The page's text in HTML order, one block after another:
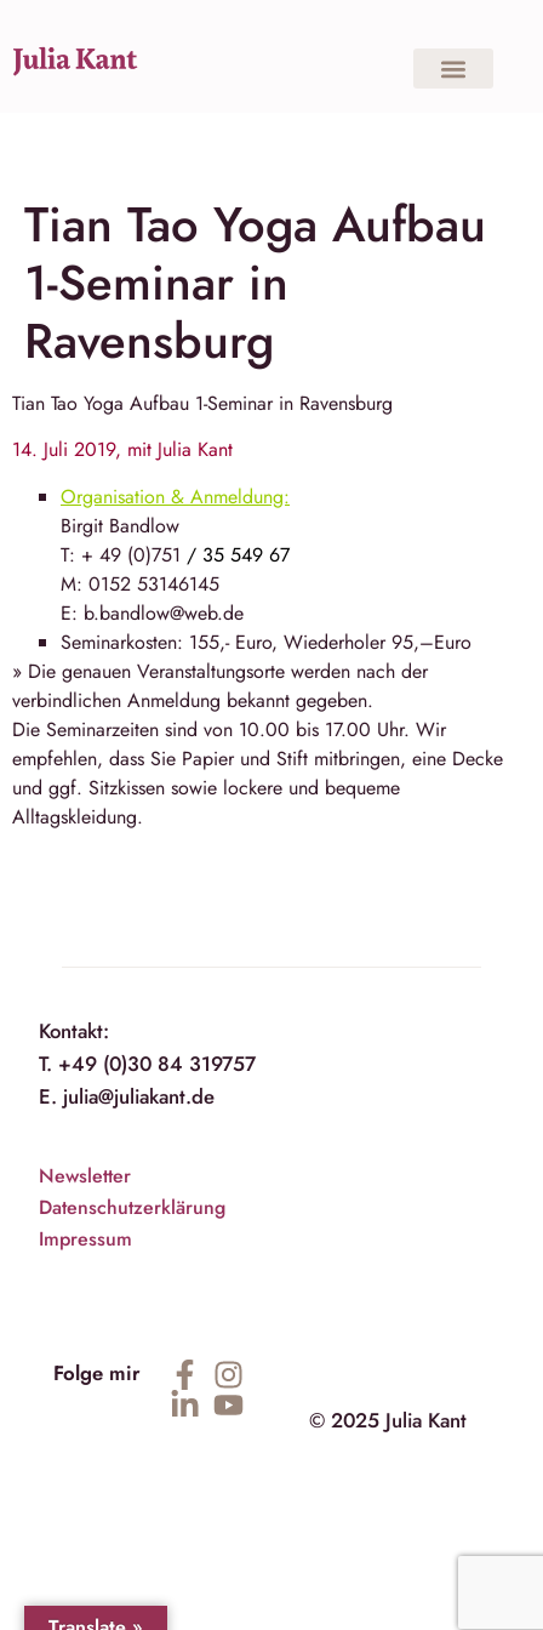
Tian Tao Yoga Aufbau
1-Seminar in
Ravensburg
Tian Tao Yoga Aufbau 1-Seminar in Ravensburg
14. Juli 2019, mit Julia Kant
Organisation & Anmeldung:
Birgit Bandlow
T: + 49 (0)751 / 35 549 67
M: 0152 53146145
E: b.bandlow@web.de
Seminarkosten: 155,- Euro, Wiederholer 95,–Euro
» Die genauen Veranstaltungsorte werden nach der
verbindlichen Anmeldung bekannt gegeben.
Die Seminarzeiten sind von 10.00 bis 17.00 Uhr. Wir
empfehlen, dass Sie Papier und Stift mitbringen, eine Decke
und ggf. Sitzkissen sowie lockere und bequeme
Alltagskleidung.
Kontakt:
T. +49 (0)30 84 319757
E. julia@juliakant.de
Newsletter
Datenschutzerklärung
Impressum
Folge mir
© 2025 Julia Kant